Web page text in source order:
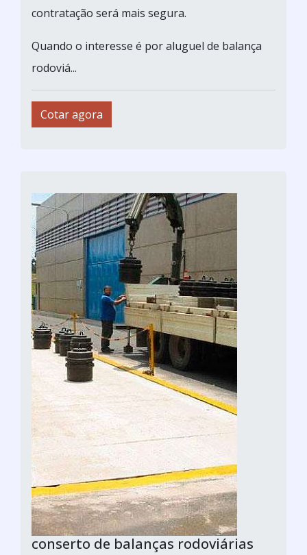
contratação será mais segura.
Quando o interesse é por aluguel de balança
rodoviá...
Cotar agora
conserto de balanças rodoviárias